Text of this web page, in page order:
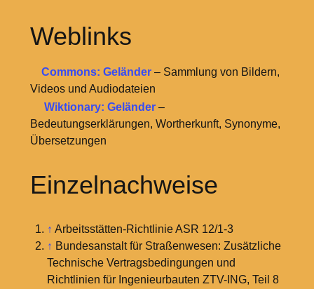
Weblinks
Commons: Geländer– Sammlung von Bildern,
Videos und Audiodateien
Wiktionary: Geländer–
Bedeutungserklärungen, Wortherkunft, Synonyme,
Übersetzungen
Einzelnachweise
↑ Arbeitsstätten-Richtlinie ASR 12/1-3
↑ Bundesanstalt für Straßenwesen: Zusätzliche
Technische Vertragsbedingungen und
Richtlinien für Ingenieurbauten ZTV-ING, Teil 8